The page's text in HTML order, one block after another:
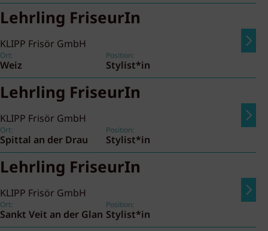
Lehrling FriseurIn
KLIPP Frisör GmbH
Ort:
Weiz
Position:
Stylist*in
Lehrling FriseurIn
KLIPP Frisör GmbH
Ort:
Spittal an der Drau
Position:
Stylist*in
Lehrling FriseurIn
KLIPP Frisör GmbH
Ort:
Sankt Veit an der Glan
Position:
Stylist*in